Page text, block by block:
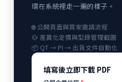
環在系統裡走一遍的樣子。
🌐 公開頁面與買家邀請流程
💱 差異化定價與型錄管理截圖
📦 QT → PI → 出貨文件自動化
填寫後立即下載 PDF